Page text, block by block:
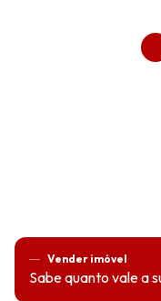
Vender imóvel
Sabe quanto vale a